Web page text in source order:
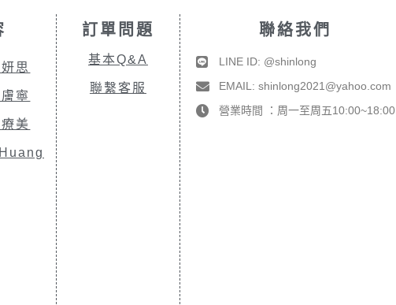
思
寧
美
訂單問題
基本Q&A
聯繫客服
聯絡我們
LINE ID: @shinlong
EMAIL: shinlong2021@yahoo.com
營業時間 ：周一至周五10:00~18:00